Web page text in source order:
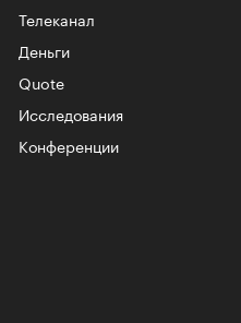
Телеканал
Деньги
Quote
Исследования
Конференции